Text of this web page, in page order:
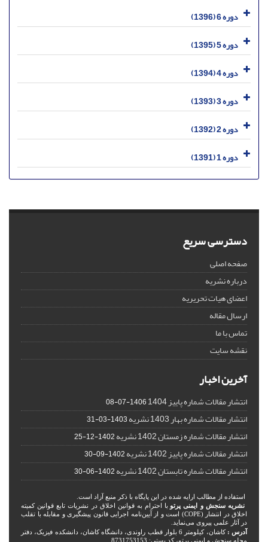
دوره 6 (1396)
دوره 5 (1395)
دوره 4 (1394)
دوره 3 (1393)
دوره 2 (1392)
دوره 1 (1391)
دسترسی سریع
صفحه اصلی
درباره نشریه
اعضای هیات تحریریه
ارسال مقاله
تماس با ما
نقشه سایت
آخرین اخبار
انتشار مقالات شماره پاییز 1404 1406-07-08
انتشار مقالات شماره بهار 1403 نشریه 1403-03-31
انتشار مقالات شماره زمستان 1402 نشریه 1402-12-25
انتشار مقالات شماره پاییز 1402 نشریه 1402-09-30
انتشار مقالات شماره تابستان 1402 نشریه 1402-06-30
استفاده از مطالب ارایه شده در این پایگاه با ذکر منبع آزاد است.
نشریه سنجش و ایمنی پرتو با احترام به قوانین اخلاق در نشریات تابع قوانین کمیته
اخلاق در انتشار (COPE) است و از آیین‌نامه اجرایی قانون پیشگیری و مقابله با تقلب
در آثار علمی پیروی می‌نماید.
آدرس :
کاشان، کیلومتر 6 بلوار قطب راوندی، دانشگاه کاشان، دانشکده فیزیک، دفتر
مجله سنجش و ایمنی پرتو، کد پستی: 8731753153